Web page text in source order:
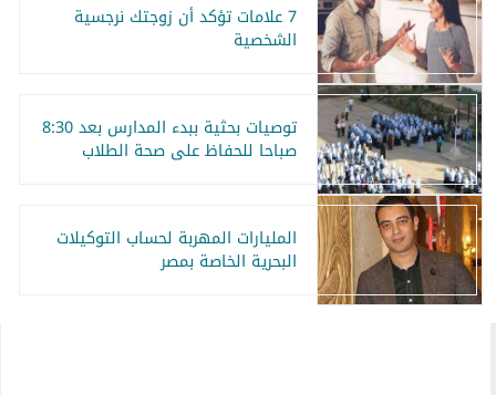
7 علامات تؤكد أن زوجتك نرجسية
الشخصية
توصيات بحثية ببدء المدارس بعد 8:30
صباحا للحفاظ على صحة الطلاب
المليارات المهربة لحساب التوكيلات
البحرية الخاصة بمصر